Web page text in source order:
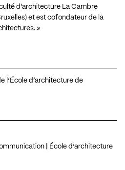
d’architecture La Cambre
et est cofondateur de la
»
l’École d’architecture de
| École d’architecture